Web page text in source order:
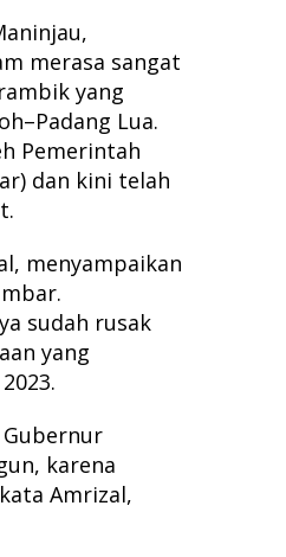
merasa sangat
yang
Lua.
Pemerintah
dan kini telah
menyampaikan
sudah rusak
yang
Gubernur
karena
Amrizal,